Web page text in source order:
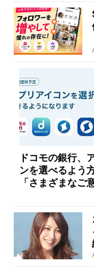
ドコモの銀行、
ンを選べるよう
「さまざまなご